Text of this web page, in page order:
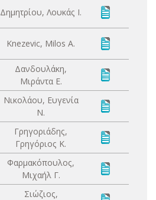
Δημητρίου, Λουκάς Ι.
Knezevic, Milos A.
Δανδουλάκη,
Μιράντα Ε.
Νικολάου, Ευγενία
Ν.
Γρηγοριάδης,
Γρηγόριος Κ.
Φαρμακόπουλος,
Μιχαήλ Γ.
Σιώζιος,